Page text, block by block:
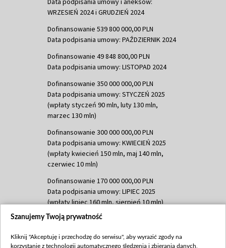
WRZESIEŃ 2024 i GRUDZIEŃ 2024
Dofinansowanie 539 800 000,00 PLN
Data podpisania umowy: PAŹDZIERNIK 2024
Dofinansowanie 49 848 800,00 PLN
Data podpisania umowy: LISTOPAD 2024
Dofinansowanie 350 000 000,00 PLN
Data podpisania umowy: STYCZEŃ 2025
(wpłaty styczeń 90 mln, luty 130 mln,
marzec 130 mln)
Dofinansowanie 300 000 000,00 PLN
Data podpisania umowy: KWIECIEŃ 2025
(wpłaty kwiecień 150 mln, maj 140 mln,
czerwiec 10 mln)
Dofinansowanie 170 000 000,00 PLN
Data podpisania umowy: LIPIEC 2025
(wpłaty lipiec 160 mln, sierpień 10 mln)
Dofinansowanie 60 000 000,00 PLN
(wpłata wrzesień 60 mln)
Szanujemy Twoją prywatność
Kliknij "Akceptuję i przechodzę do serwisu", aby wyrazić zgody na
korzystanie z technologii automatycznego śledzenia i zbierania danych,